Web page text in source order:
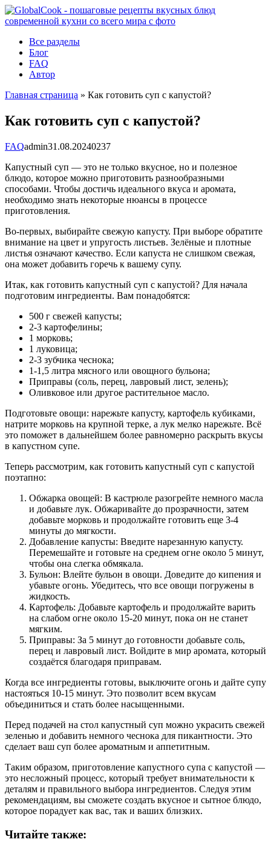
Перейти
к
Все разделы
Блог
FAQ
Автор
Главная страница » Как готовить суп с капустой?
Как готовить суп с капустой?
FAQadmin31.08.20240237
Капустный суп — это не только вкусное, но и полезное
блюдо, которое можно приготовить разнообразными
способами. Чтобы достичь идеального вкуса и аромата,
необходимо знать некоторые нюансы в процессе
приготовления.
Во-первых, выбирайте свежую капусту. При выборе обратите
внимание на цвет и упругость листьев. Зелёные и плотные
листья означают качество. Если капуста не слишком свежая,
она может добавить горечь к вашему супу.
Итак, как готовить капустный суп с капустой? Для начала
подготовим ингредиенты. Вам понадобятся:
500 г свежей капусты;
2-3 картофелины;
1 морковь;
1 луковица;
2-3 зубчика чеснока;
1-1,5 литра мясного или овощного бульона;
Приправы (соль, перец, лавровый лист, зелень);
Оливковое или другое растительное масло.
Подготовьте овощи: нарежьте капусту, картофель кубиками,
натрите морковь на крупной терке, а лук мелко нарежьте. Всё
это поможет в дальнейшем более равномерно раскрыть вкусы
в капустном супе.
Теперь рассмотрим, как готовить капустный суп с капустой
поэтапно:
Обжарка овощей: В кастрюле разогрейте немного масла
и добавьте лук. Обжаривайте до прозрачности, затем
добавьте морковь и продолжайте готовить еще 3-4
минуты до мягкости.
Добавление капусты: Введите нарезанную капусту.
Перемешайте и готовьте на среднем огне около 5 минут,
чтобы она слегка обмякала.
Бульон: Влейте бульон в овощи. Доведите до кипения и
убавьте огонь. Убедитесь, что все овощи погружены в
жидкость.
Картофель: Добавьте картофель и продолжайте варить
на слабом огне около 15-20 минут, пока он не станет
мягким.
Приправы: За 5 минут до готовности добавьте соль,
перец и лавровый лист. Войдите в мир аромата, который
создаётся благодаря приправам.
Когда все ингредиенты готовы, выключите огонь и дайте супу
настояться 10-15 минут. Это позволит всем вкусам
объединиться и стать более насыщенными.
Перед подачей на стол капустный суп можно украсить свежей
зеленью и добавить немного чеснока для пикантности. Это
сделает ваш суп более ароматным и аппетитным.
Таким образом, приготовление капустного супа с капустой —
это несложный процесс, который требует внимательности к
деталям и правильного выбора ингредиентов. Следуя этим
рекомендациям, вы сможете создать вкусное и сытное блюдо,
которое порадует как вас, так и ваших близких.
Читайте также: